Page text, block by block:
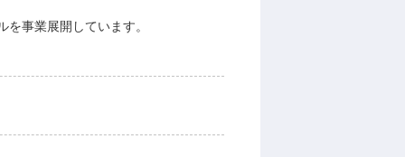
事業展開しています。